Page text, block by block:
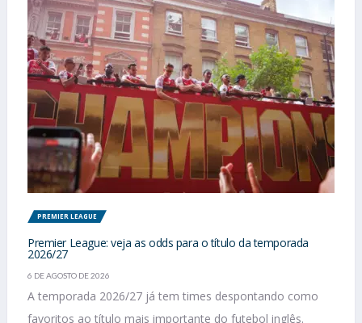
PREMIER LEAGUE
Premier League: veja as odds para o título da temporada
2026/27
6 DE AGOSTO DE 2026
A temporada 2026/27 já tem times despontando como
favoritos ao título mais importante do futebol inglês.